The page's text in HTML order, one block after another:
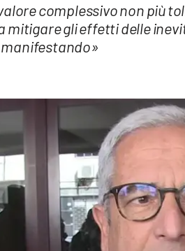
complessivo non più
mitigare gli effetti delle